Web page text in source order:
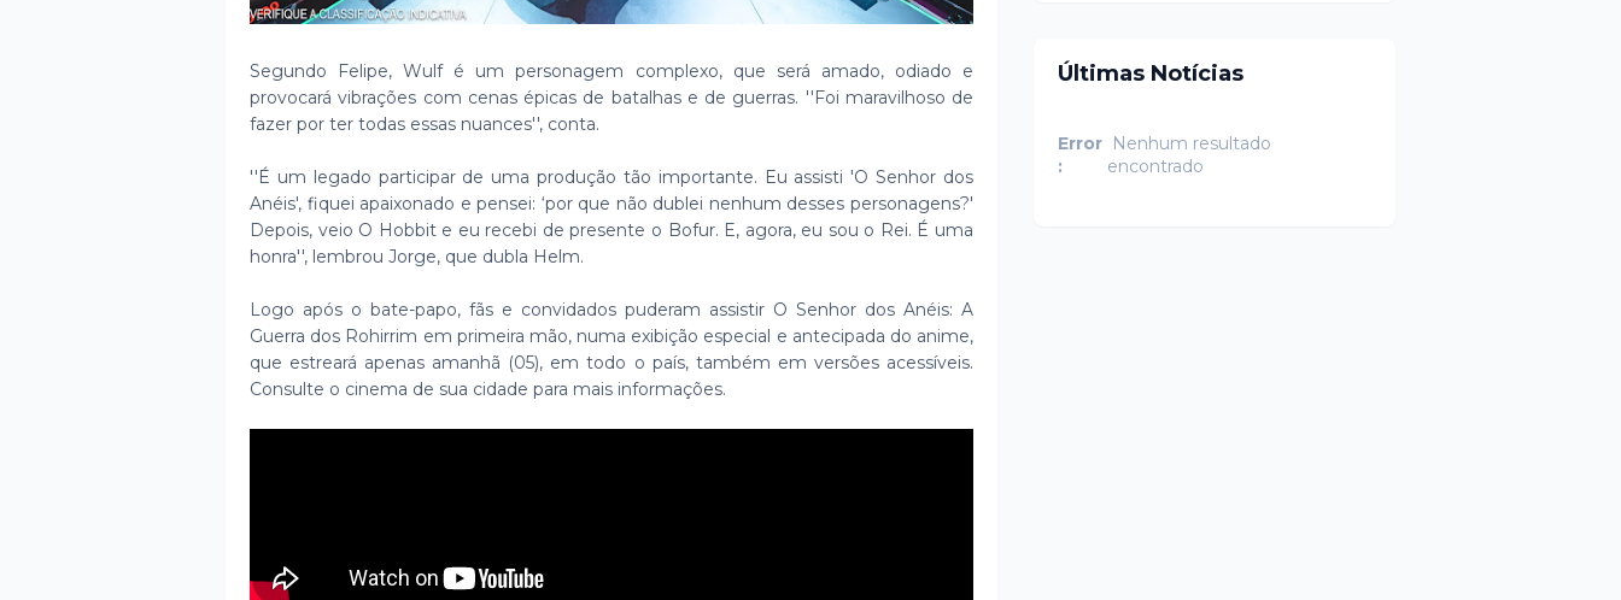
Segundo Felipe, Wulf é um personagem complexo, que será amado, odiado e
provocará vibrações com cenas épicas de batalhas e de guerras. ''Foi maravilhoso de
fazer por ter todas essas nuances'', conta.
''É um legado participar de uma produção tão importante. Eu assisti 'O Senhor dos
Anéis', fiquei apaixonado e pensei: ‘por que não dublei nenhum desses personagens?'
Depois, veio O Hobbit e eu recebi de presente o Bofur. E, agora, eu sou o Rei. É uma
honra'', lembrou Jorge, que dubla Helm.
Logo após o bate-papo, fãs e convidados puderam assistir O Senhor dos Anéis: A
Guerra dos Rohirrim em primeira mão, numa exibição especial e antecipada do anime,
que estreará apenas amanhã (05), em todo o país, também em versões acessíveis.
Consulte o cinema de sua cidade para mais informações.
Últimas Notícias
Error
:
Nenhum resultado
encontrado